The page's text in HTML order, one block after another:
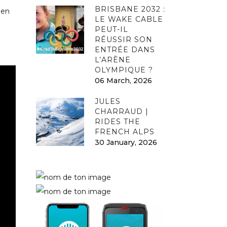
BRISBANE 2032 :
LE WAKE CABLE
PEUT-IL
RÉUSSIR SON
ENTRÉE DANS
L’ARÈNE
OLYMPIQUE ?
06 March, 2026
JULES
CHARRAUD |
RIDES THE
FRENCH ALPS
30 January, 2026